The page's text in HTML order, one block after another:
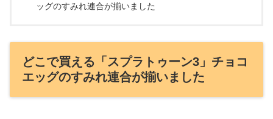
ッグのすみれ連合が揃いました
どこで買える「スプラトゥーン3」チョコ
エッグのすみれ連合が揃いました